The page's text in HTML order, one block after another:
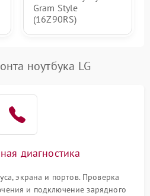
Gram Style
(16Z90RS)
ноутбука LG
диагностика
экрана и портов. Проверка
и подключение зарядного